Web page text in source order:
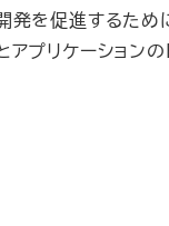
発を促進するため
アプリケーション